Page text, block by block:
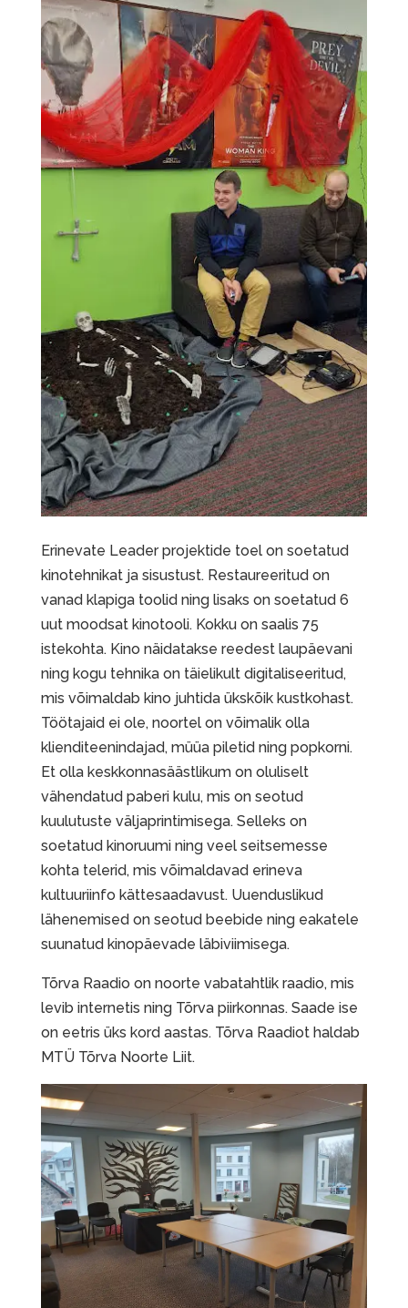
Erinevate Leader projektide toel on soetatud
kinotehnikat ja sisustust. Restaureeritud on
vanad klapiga toolid ning lisaks on soetatud 6
uut moodsat kinotooli. Kokku on saalis 75
istekohta. Kino näidatakse reedest laupäevani
ning kogu tehnika on täielikult digitaliseeritud,
mis võimaldab kino juhtida ükskõik kustkohast.
Töötajaid ei ole, noortel on võimalik olla
klienditeenindajad, müüa piletid ning popkorni.
Et olla keskkonnasäästlikum on oluliselt
vähendatud paberi kulu, mis on seotud
kuulutuste väljaprintimisega. Selleks on
soetatud kinoruumi ning veel seitsemesse
kohta telerid, mis võimaldavad erineva
kultuuriinfo kättesaadavust. Uuenduslikud
lähenemised on seotud beebide ning eakatele
suunatud kinopäevade läbiviimisega.
Tõrva Raadio on noorte vabatahtlik raadio, mis
levib internetis ning Tõrva piirkonnas. Saade ise
on eetris üks kord aastas. Tõrva Raadiot haldab
MTÜ Tõrva Noorte Liit.